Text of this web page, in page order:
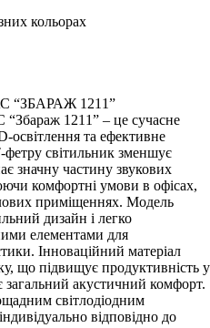
кольорах
“ЗБАРАЖ 1211”
1211” – це сучасне
освітлення та ефективне
світильник зменшує
значну частину звукових
комфортні умови в офісах,
приміщеннях. Модель
дизайн і легко
елементами для
Інноваційний матеріал
що підвищує продуктивність у
акустичний комфорт.
світлодіодним
відповідно до